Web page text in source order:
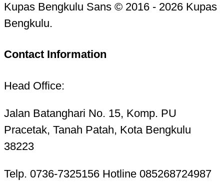
Kupas Bengkulu Sans © 2016 - 2026 Kupas
Bengkulu.
Contact Information
Head Office:
Jalan Batanghari No. 15, Komp. PU
Pracetak, Tanah Patah, Kota Bengkulu
38223
Telp. 0736-7325156 Hotline 085268724987